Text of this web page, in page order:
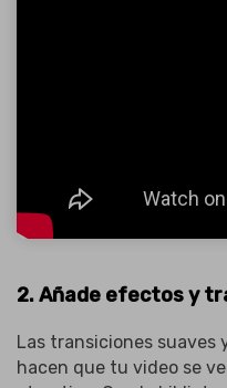
2. Añade efectos y
Las transiciones suaves
hacen que tu video se